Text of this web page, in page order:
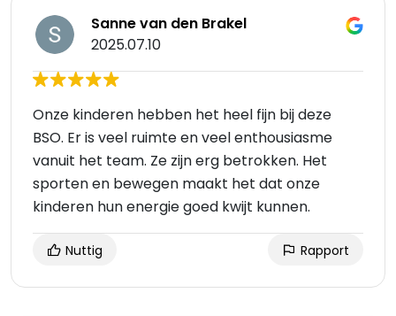
Sanne van den Brakel
2025.07.10
Onze kinderen hebben het heel fijn bij deze
BSO. Er is veel ruimte en veel enthousiasme
vanuit het team. Ze zijn erg betrokken. Het
sporten en bewegen maakt het dat onze
kinderen hun energie goed kwijt kunnen.
Nuttig Rapport